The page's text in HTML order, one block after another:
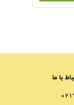
با ما